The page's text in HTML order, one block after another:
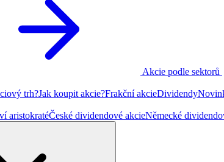
Akcie podle sektorů
trh?Jak koupit akcie?Frakční akcieDividendy
aristokratéČeské dividendové akcieNěmecké